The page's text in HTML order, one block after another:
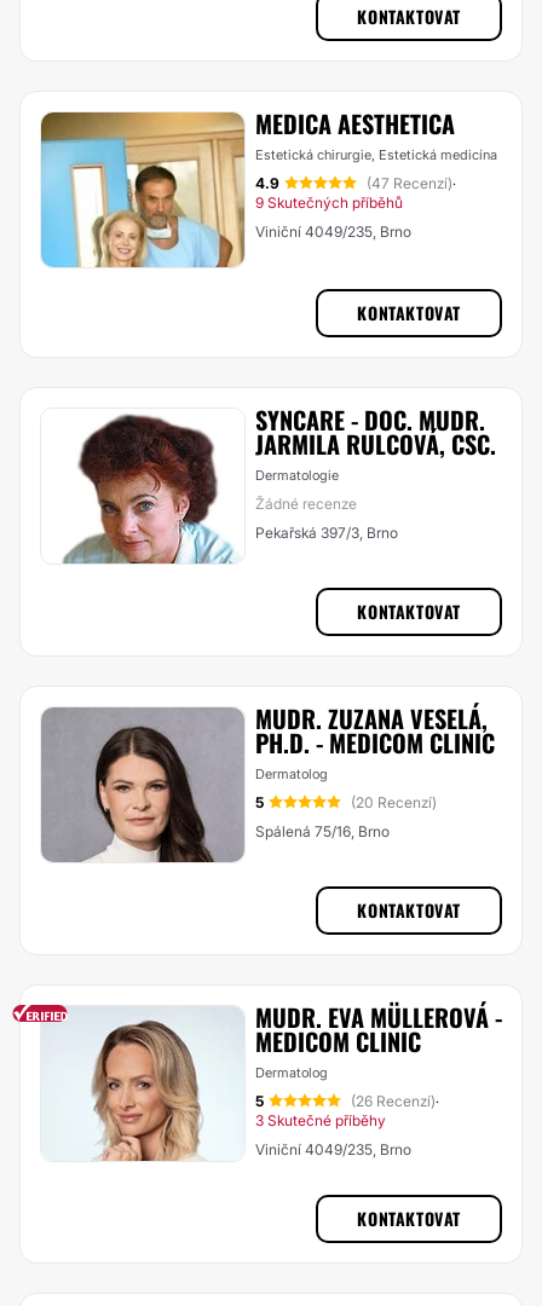
KONTAKTOVAT
MEDICA AESTHETICA
Estetická chirurgie, Estetická medicína
4.9 (47 Recenzí)·
9 Skutečných příběhů
Viniční 4049/235, Brno
KONTAKTOVAT
SYNCARE - DOC. MUDR.
JARMILA RULCOVÁ, CSC.
Dermatologie
Žádné recenze
Pekařská 397/3, Brno
KONTAKTOVAT
MUDR. ZUZANA VESELÁ,
PH.D. - MEDICOM CLINIC
Dermatolog
5
(20 Recenzí)
Spálená 75/16, Brno
KONTAKTOVAT
MUDR. EVA MÜLLEROVÁ -
MEDICOM CLINIC
Dermatolog
5 (26 Recenzí)·
3 Skutečné příběhy
Viniční 4049/235, Brno
KONTAKTOVAT